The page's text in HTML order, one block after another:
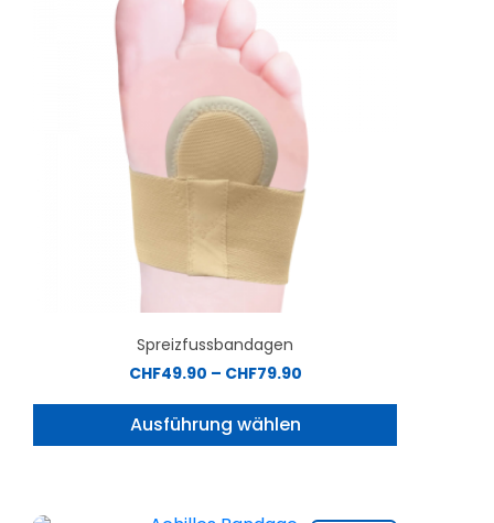
Spreizfussbandagen
CHF49.90 – CHF79.90
Ausführung wählen